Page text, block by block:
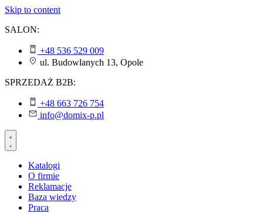
Skip to content
SALON:
+48 536 529 009
ul. Budowlanych 13, Opole
SPRZEDAŻ B2B:
+48 663 726 754
info@domix-p.pl
Katalogi
O firmie
Reklamacje
Baza wiedzy
Praca